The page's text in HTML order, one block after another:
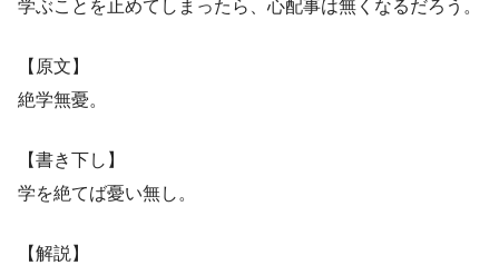
学ぶことを止めてしまったら、心配事は無くなるだろう。
【原文】
絶学無憂。
【書き下し】
学を絶てば憂い無し。
【解説】